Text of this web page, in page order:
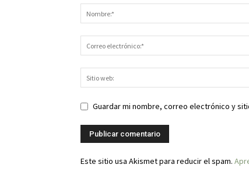
Guardar mi nombre, correo electrónico y
Este sitio usa Akismet para reducir el spam.